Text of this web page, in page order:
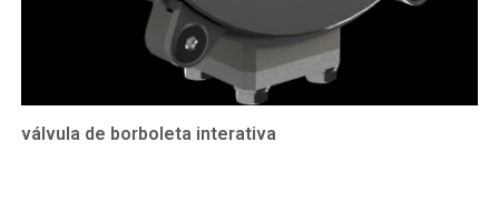
válvula de borboleta interativa